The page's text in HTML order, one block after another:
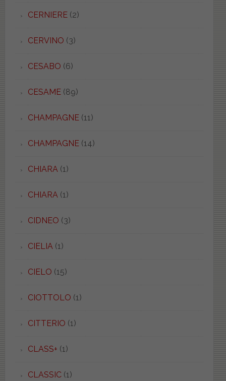
CERNIERE(2)
CERVINO (3)
CESABO (6)
CESAME(89)
CHAMPAGNE(11)
CHAMPAGNE(14)
CHIARA(1)
CHIARA(1)
CIDNEO (3)
CIELIA(1)
CIELO (15)
CIOTTOLO (1)
CITTERIO (1)
CLASS+ (1)
CLASSIC(1)